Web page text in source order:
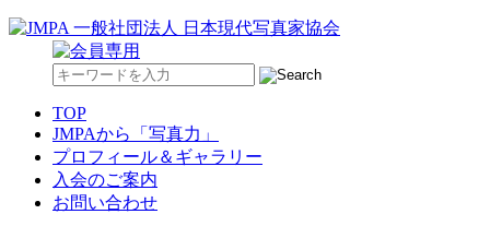
TOP
JMPAから「写真力」
プロフィール＆ギャラリー
入会のご案内
お問い合わせ